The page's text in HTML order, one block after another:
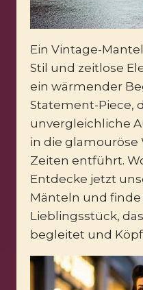
Ein Vintage-
Stil und zeitlose
ein wärmender
Statement-Piece,
unvergleichliche
in die
Zeiten entführt.
Entdecke jetzt
Mänteln und
Lieblingsstück,
begleitet und